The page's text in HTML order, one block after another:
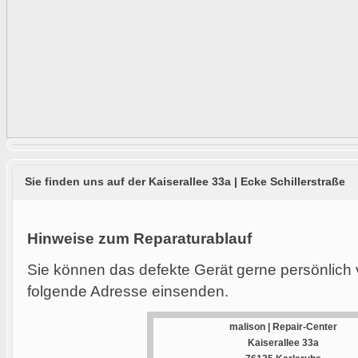
Sie finden uns auf der Kaiserallee 33a | Ecke Schillerstraße
Hinweise zum Reparaturablauf
Sie können das defekte Gerät gerne
folgende Adresse einsenden.
malison | Repair-Center
Kaiserallee 33a